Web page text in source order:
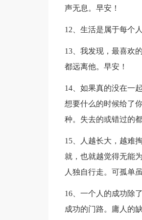
声无息。早安！
12、生活是属于每个
13、我发现，最喜欢
都远离他。早安！
14、如果真的没在一
想要什么的时候给了
种。失去的或错过的
15、人越长大，越难
就，也就越觉得无能
人独自行走。可孤单
16、一个人的成功除
成功的门路。庸人的